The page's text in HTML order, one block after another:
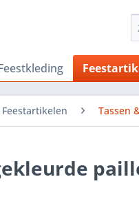
Feestartikelen Tassen